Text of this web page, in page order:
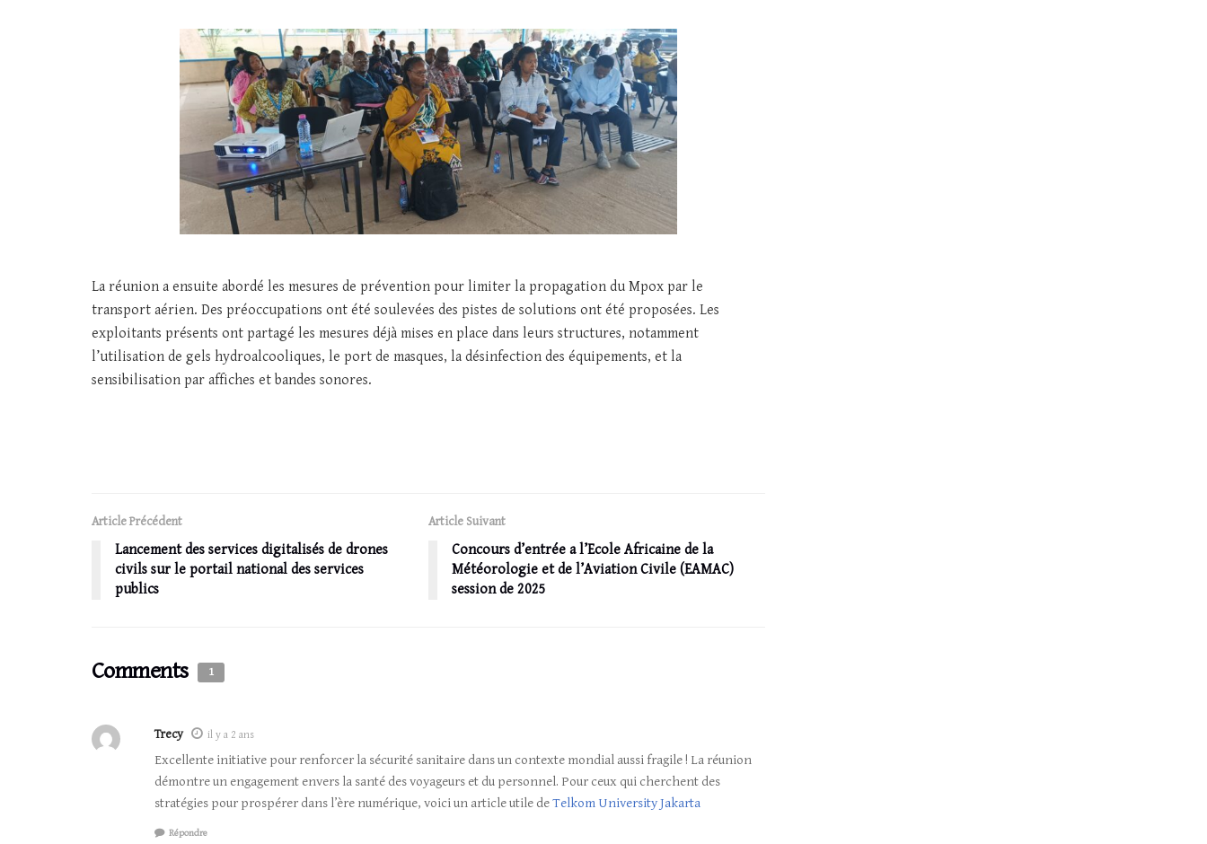
La réunion a ensuite abordé les mesures de prévention pour limiter la propagation du Mpox par le
transport aérien. Des préoccupations ont été soulevées des pistes de solutions ont été proposées. Les
exploitants présents ont partagé les mesures déjà mises en place dans leurs structures, notamment
l’utilisation de gels hydroalcooliques, le port de masques, la désinfection des équipements, et la
sensibilisation par affiches et bandes sonores.
Article Précédent
Lancement des services digitalisés de drones
civils sur le portail national des services
publics
Article Suivant
Concours d’entrée a l’Ecole Africaine de la
Météorologie et de l’Aviation Civile (EAMAC)
session de 2025
Comments 1
Trecy il y a 2 ans
Excellente initiative pour renforcer la sécurité sanitaire dans un contexte mondial aussi fragile ! La réunion
démontre un engagement envers la santé des voyageurs et du personnel. Pour ceux qui cherchent des
stratégies pour prospérer dans l’ère numérique, voici un article utile deTelkom University Jakarta
Répondre